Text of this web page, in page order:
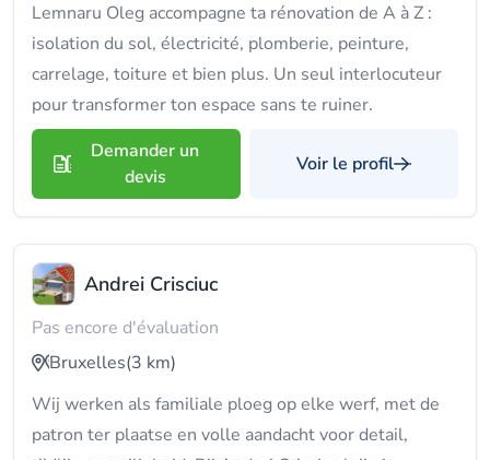
Lemnaru Oleg accompagne ta rénovation de A à Z :
isolation du sol, électricité, plomberie, peinture,
carrelage, toiture et bien plus. Un seul interlocuteur
pour transformer ton espace sans te ruiner.
Demander un
devis
Voir le profil
Andrei Crisciuc
Pas encore d'évaluation
Bruxelles(3 km)
Wij werken als familiale ploeg op elke werf, met de
patron ter plaatse en volle aandacht voor detail,